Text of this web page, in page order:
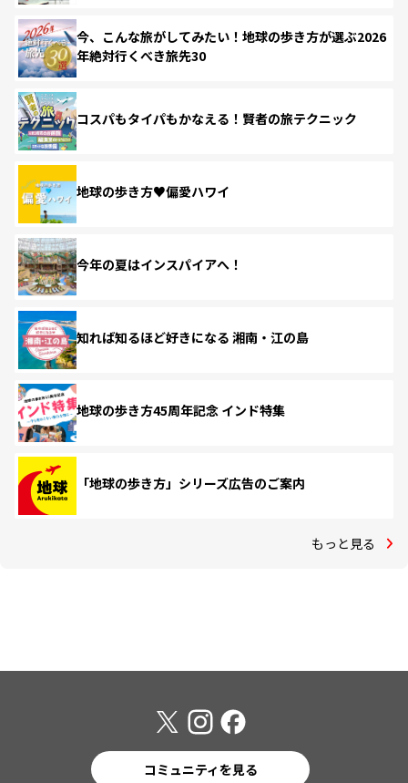
今、こんな旅がしてみたい！地球の歩き方が選ぶ2026
年絶対行くべき旅先30
コスパもタイパもかなえる！賢者の旅テクニック
地球の歩き方♥偏愛ハワイ
今年の夏はインスパイアへ！
知れば知るほど好きになる 湘南・江の島
地球の歩き方45周年記念 インド特集
「地球の歩き方」シリーズ広告のご案内
もっと見る
コミュニティを見る